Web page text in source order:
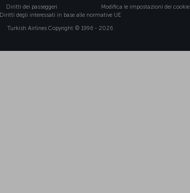
Diritti dei passeggeri Modifica le impostazioni dei cookie
Diritti degli interessati in base alle normative UE
Turkish Airlines Copyright © 1996 - 2026